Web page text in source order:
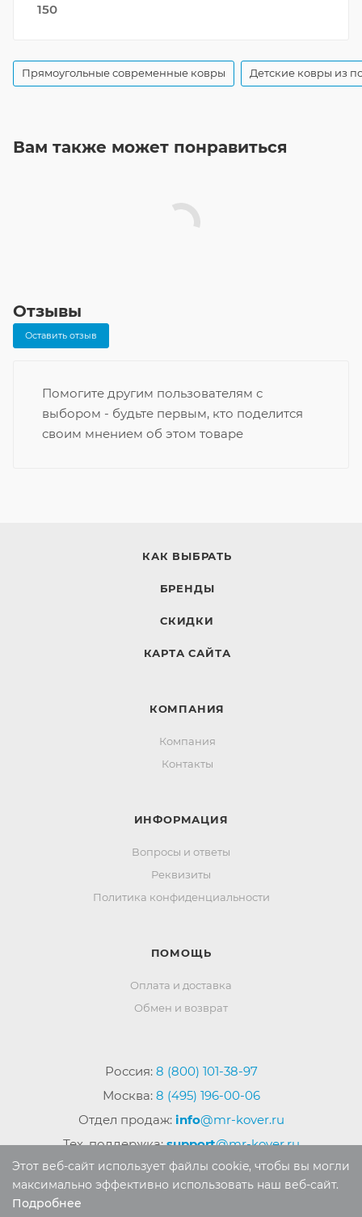
150
Прямоугольные современные ковры Детские ковры из
Вам также может понравиться
Отзывы
Оставить отзыв
Помогите другим пользователям с
выбором - будьте первым, кто поделится
своим мнением об этом товаре
КАК ВЫБРАТЬ
БРЕНДЫ
СКИДКИ
КАРТА САЙТА
КОМПАНИЯ
Компания
Контакты
ИНФОРМАЦИЯ
Вопросы и ответы
Реквизиты
Политика конфиденциальности
ПОМОЩЬ
Оплата и доставка
Обмен и возврат
Россия: 8 (800) 101-38-97
Москва: 8 (495) 196-00-06
Отдел продаж: info@mr-kover.ru
Тех. поддержка:support@mr-kover.ru
Этот веб-сайт использует файлы cookie, чтобы вы могли
максимально эффективно использовать наш веб-сайт.
Подробнее